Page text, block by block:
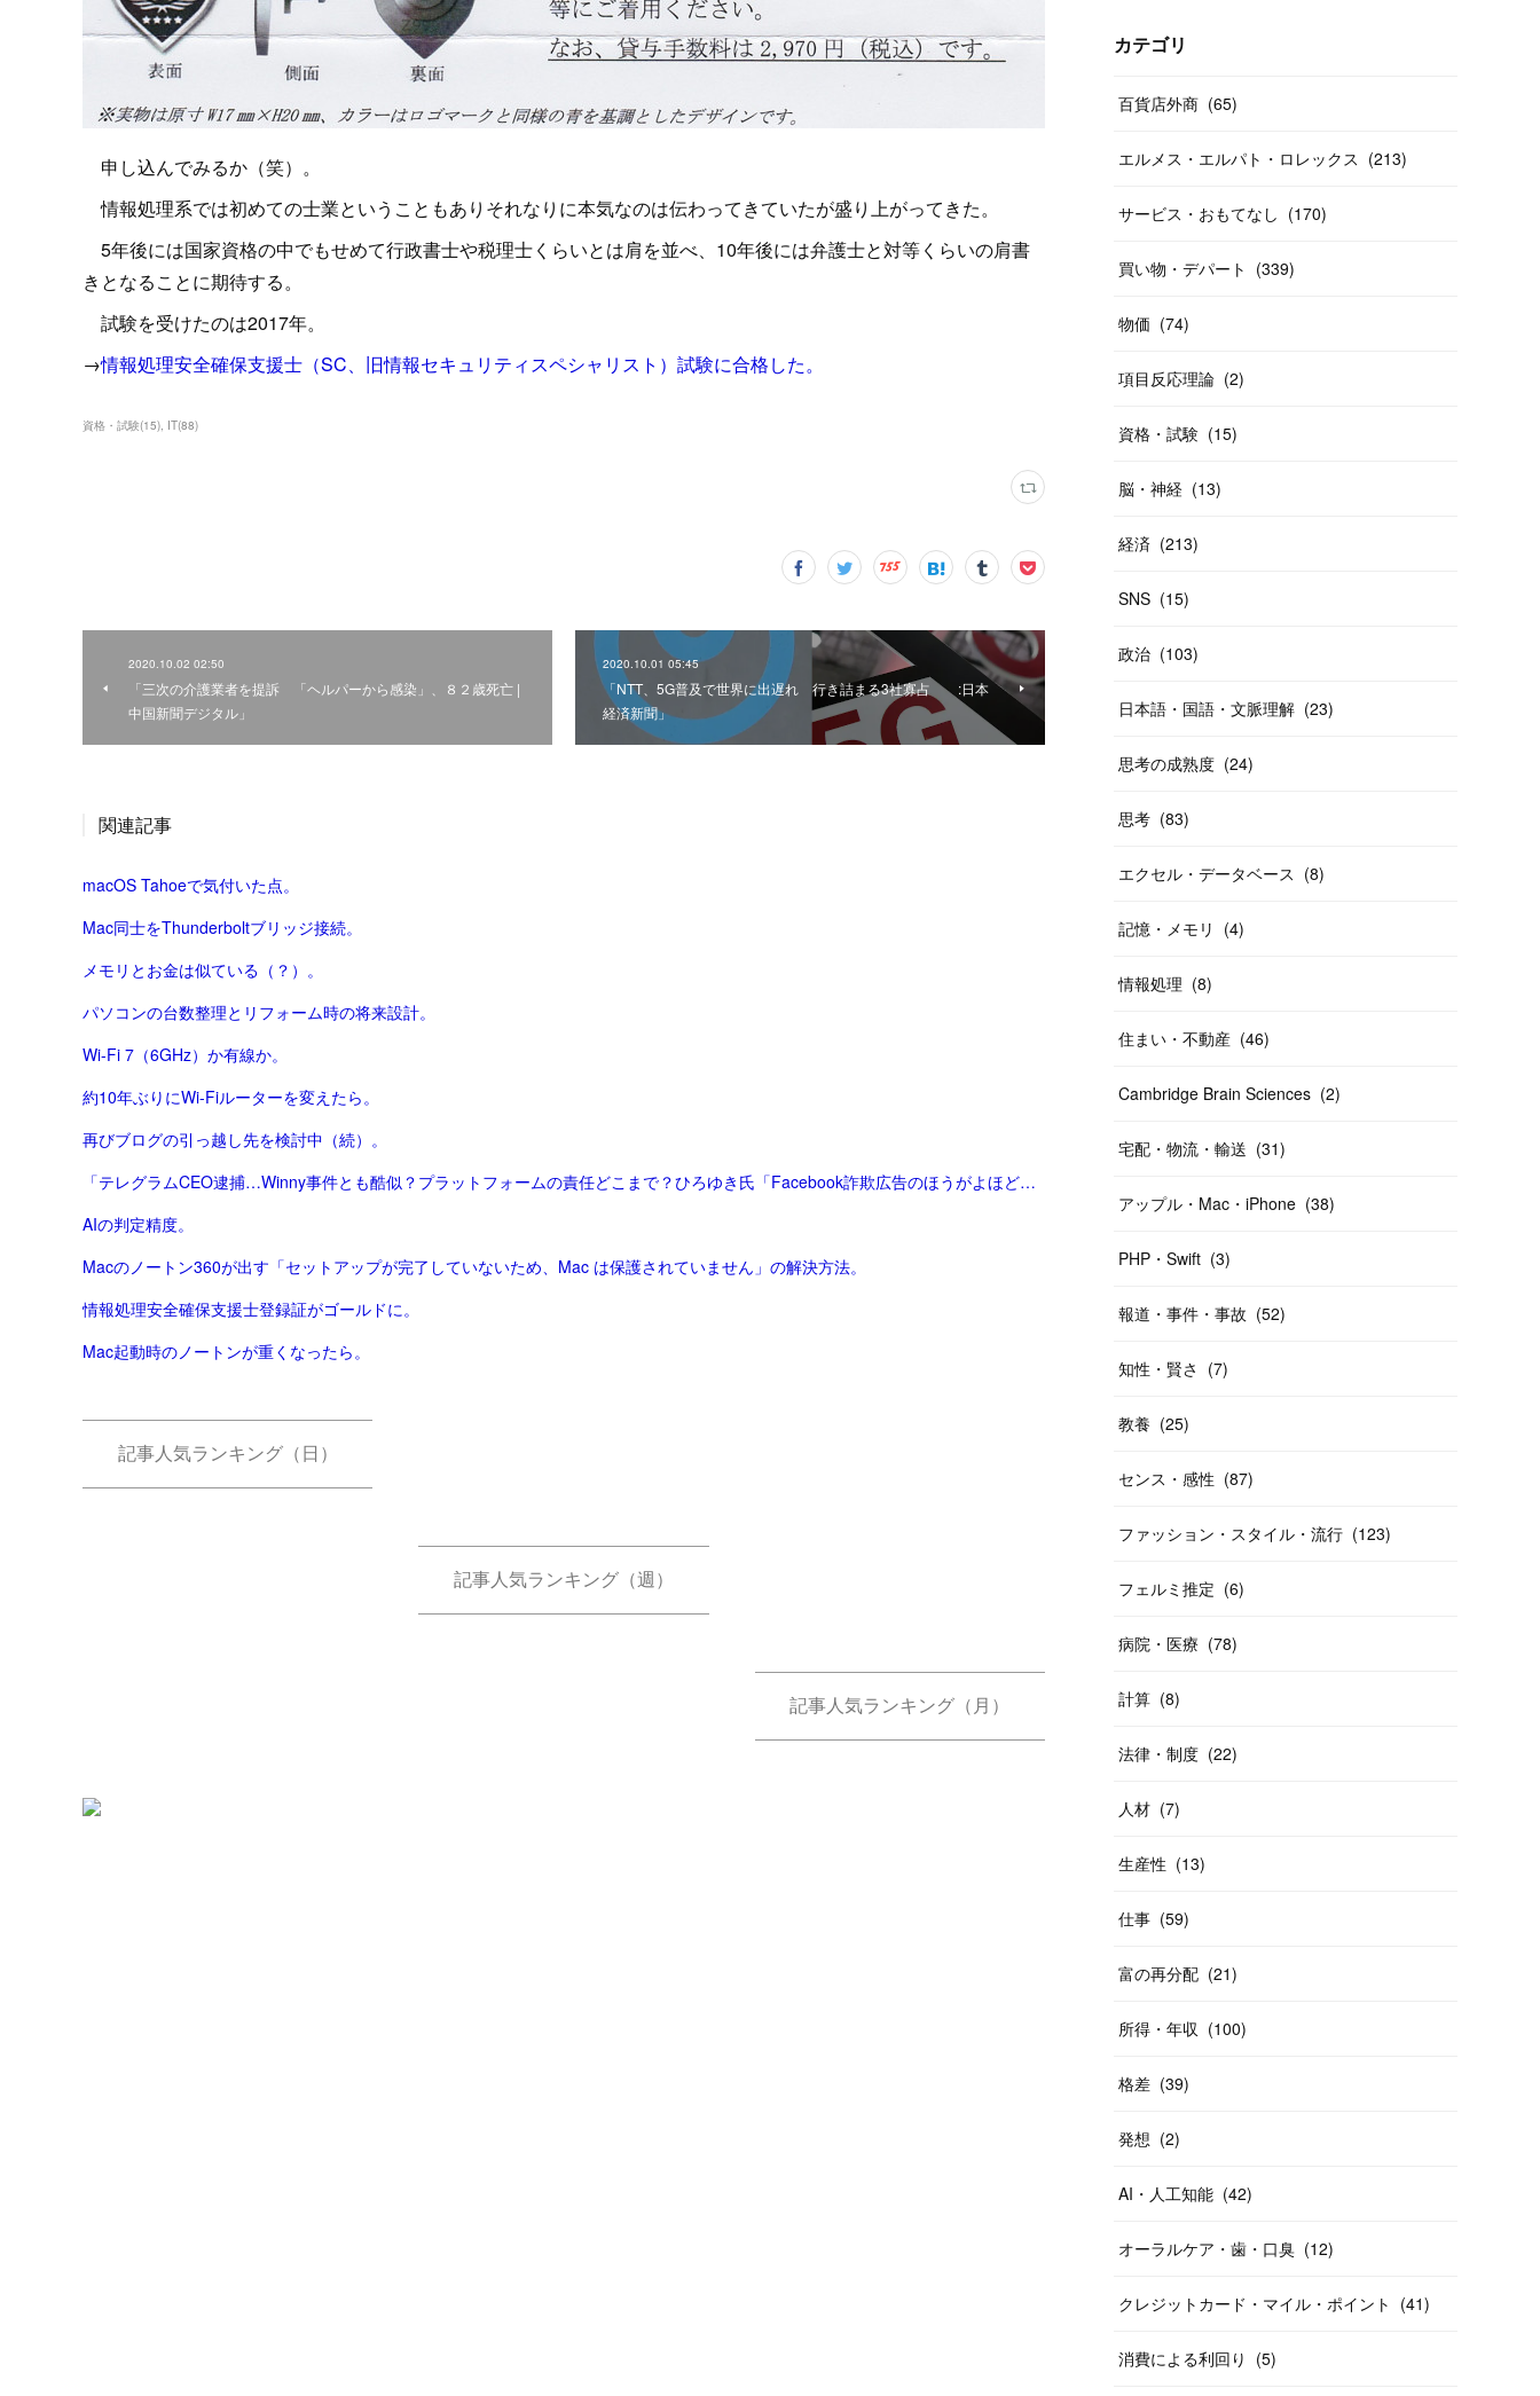
申し込んでみるか（笑）。
情報処理系では初めての士業ということもありそれなりに本気なのは伝わってきていたが盛り上がってきた。
5年後には国家資格の中でもせめて行政書士や税理士くらいとは肩を並べ、10年後には弁護士と対等くらいの肩書
きとなることに期待する。
試験を受けたのは2017年。
→情報処理安全確保支援士（SC、旧情報セキュリティスペシャリスト）試験に合格した。
資格・試験(15) IT(88)
2020.10.02 02:50
「三次の介護業者を提訴 「ヘルパーから感染」、８２歳死亡 |
中国新聞デジタル」
2020.10.01 05:45
「NTT、5G普及で世界に出遅れ 行き詰まる3社寡占 :日本
経済新聞」
関連記事
macOS Tahoeで気付いた点。
Mac同士をThunderboltブリッジ接続。
メモリとお金は似ている（？）。
パソコンの台数整理とリフォーム時の将来設計。
Wi-Fi 7（6GHz）か有線か。
約10年ぶりにWi-Fiルーターを変えたら。
再びブログの引っ越し先を検討中（続）。
「テレグラムCEO逮捕…Winny事件とも酷似？プラットフォームの責任どこまで？ひろゆき氏「Facebook詐欺広告のほうがよほどまずい」 | 経済・IT | ABEMA TIMES | アベマタイ」
AIの判定精度。
Macのノートン360が出す「セットアップが完了していないため、Mac は保護されていません」の解決方法。
情報処理安全確保支援士登録証がゴールドに。
Mac起動時のノートンが重くなったら。
記事人気ランキング（日）
記事人気ランキング（週）
記事人気ランキング（月）
( 12
(26
(14
(20
(20
(10
(40
(20
カテゴリ
百貨店外商 (65)
エルメス・エルパト・ロレックス (213)
サービス・おもてなし (170)
買い物・デパート (339)
物価 (74)
項目反応理論 (2)
資格・試験 (15)
脳・神経 (13)
経済 (213)
SNS (15)
政治 (103)
日本語・国語・文脈理解 (23)
思考の成熟度 (24)
思考 (83)
エクセル・データベース (8)
記憶・メモリ (4)
情報処理 (8)
住まい・不動産 (46)
Cambridge Brain Sciences (2)
宅配・物流・輸送 (31)
アップル・Mac・iPhone (38)
PHP・Swift (3)
報道・事件・事故 (52)
知性・賢さ (7)
教養 (25)
センス・感性 (87)
ファッション・スタイル・流行 (123)
フェルミ推定 (6)
病院・医療 (78)
計算 (8)
法律・制度 (22)
人材 (7)
生産性 (13)
仕事 (59)
富の再分配 (21)
所得・年収 (100)
格差 (39)
発想 (2)
AI・人工知能 (42)
オーラルケア・歯・口臭 (12)
クレジットカード・マイル・ポイント (41)
消費による利回り (5)